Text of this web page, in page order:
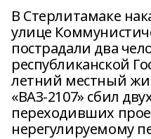
В Стерлитамаке
улице
пострадали два
республиканской
летний местный
«ВАЗ-2107» сбил
переходивших
нерегулируемому